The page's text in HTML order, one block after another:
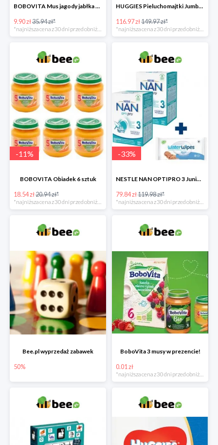
BOBOVITA Mus jagody jabłka banan 6 sztuk
9.90 zł35.94 zł*
*najniższa cena z 30 dni przed obniżką
HUGGIES Pieluchomajtki Jumbo 4 3x36szt.
116.97 zł149.97 zł*
*najniższa cena z 30 dni przed obniżką
-11%
BOBOVITA Obiadek 6 sztuk
18.54 zł20.94 zł*
-33%
NESTLE NAN OPTIPRO 3 Junior + Waterwipes Chusteczki nawilżane gratis
79.84 zł119.98 zł*
Bee.pl wyprzedaż zabawek
50%
BoboVita 3 musy w prezencie!
0.01 zł
*najniższa cena z 30 dni przed obniżką